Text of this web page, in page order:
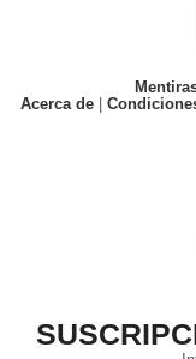
Acerca de